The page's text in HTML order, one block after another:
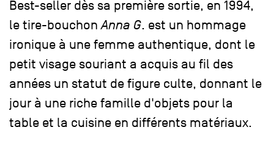
Best-seller dès sa première sortie, en 1994,
le tire-bouchonAnna G. est un hommage
ironique à une femme authentique, dont le
petit visage souriant a acquis au fil des
années un statut de figure culte, donnant le
jour à une riche famille d'objets pour la
table et la cuisine en différents matériaux.